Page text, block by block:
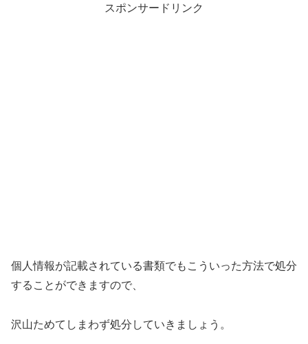
スポンサードリンク
個人情報が記載されている書類でもこういった方法で処分
することができますので、
沢山ためてしまわず処分していきましょう。